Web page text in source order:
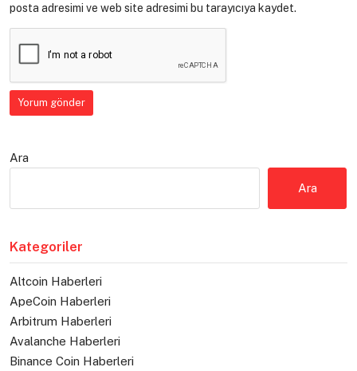
posta adresimi ve web site adresimi bu tarayıcıya kaydet.
Ara
Ara
Kategoriler
Altcoin Haberleri
ApeCoin Haberleri
Arbitrum Haberleri
Avalanche Haberleri
Binance Coin Haberleri